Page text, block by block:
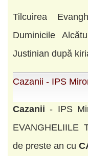
Tilcuirea
Duminicile
Justinian după
Cazanii - IPS
Cazanii - IPS
EVANGHELIILE
de preste an cu